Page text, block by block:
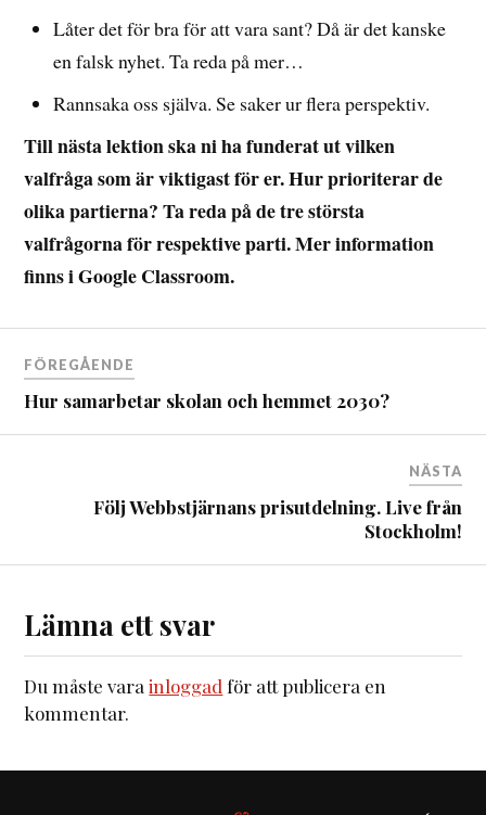
Låter det för bra för att vara sant? Då är det kanske
en falsk nyhet. Ta reda på mer…
Rannsaka oss själva. Se saker ur flera perspektiv.
Till nästa lektion ska ni ha funderat ut vilken
valfråga som är viktigast för er. Hur prioriterar de
olika partierna? Ta reda på de tre största
valfrågorna för respektive parti. Mer information
finns i Google Classroom.
FÖREGÅENDE
Hur samarbetar skolan och hemmet 2030?
NÄSTA
Följ Webbstjärnans prisutdelning. Live från
Stockholm!
Lämna ett svar
Du måste varainloggad för att publicera en
kommentar.